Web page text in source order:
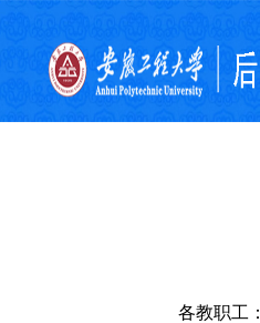
各教职工：